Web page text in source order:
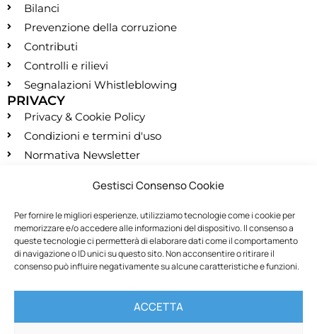
Gestisci Consenso Cookie
Per fornire le migliori esperienze, utilizziamo tecnologie come i cookie per
memorizzare e/o accedere alle informazioni del dispositivo. Il consenso a
queste tecnologie ci permetterà di elaborare dati come il comportamento
di navigazione o ID unici su questo sito. Non acconsentire o ritirare il
consenso può influire negativamente su alcune caratteristiche e funzioni.
ACCETTA
Bilanci
Prevenzione della corruzione
Contributi
Controlli e rilievi
Segnalazioni Whistleblowing
PRIVACY
Privacy & Cookie Policy
Condizioni e termini d'uso
Normativa Newsletter
segreteria@montessori.it
(+39) 06.584.865
(+39) 06.587.959
SOCIALS